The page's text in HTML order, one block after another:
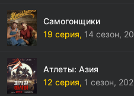
Самогонщики
19 серия, 14 сезон,
Атлеты: Азия
12 серия, 1 сезон,